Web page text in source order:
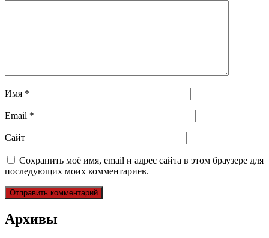
Имя *
Email *
Сайт
Сохранить моё имя, email и адрес сайта в этом браузере для
последующих моих комментариев.
Архивы